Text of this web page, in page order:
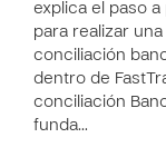
explica el paso a
para realizar una
conciliación
dentro de
conciliación
funda…